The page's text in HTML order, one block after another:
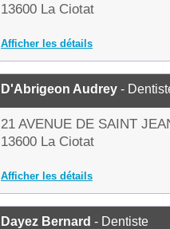
13600 La Ciotat
Afficher les détails
D'Abrigeon Audrey -
21 AVENUE DE SAINT
13600 La Ciotat
Afficher les détails
Dayez Bernard - Dentiste